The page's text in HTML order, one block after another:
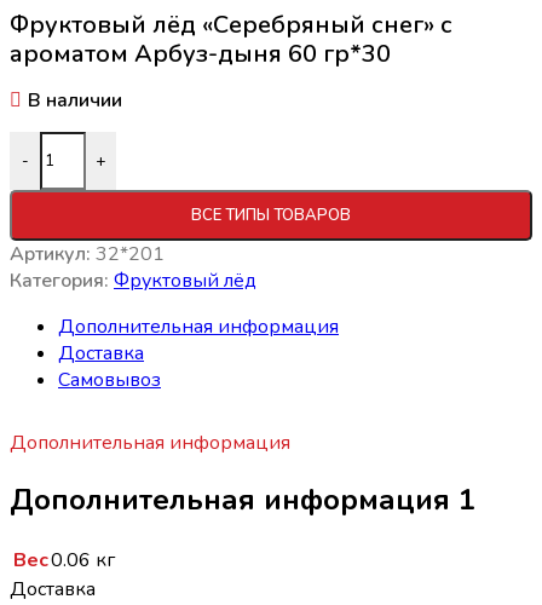
Фруктовый лёд «Серебряный снег» с
ароматом Арбуз-дыня 60 гр*30
В наличии
- +
ВСЕ ТИПЫ ТОВАРОВ
Артикул: 32*201
Категория: Фруктовый лёд
Дополнительная информация
Доставка
Самовывоз
Дополнительная информация
Дополнительная информация 1
Вес0.06 кг
Доставка